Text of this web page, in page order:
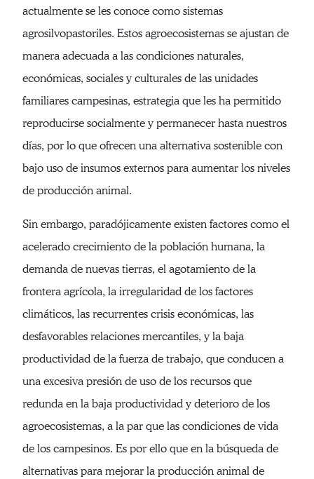
actualmente se les conoce como sistemas
agrosilvopastoriles. Estos agroecosistemas se ajustan de
manera adecuada a las condiciones naturales,
económicas, sociales y culturales de las unidades
familiares campesinas, estrategia que les ha permitido
reproducirse socialmente y permanecer hasta nuestros
días, por lo que ofrecen una alternativa sostenible con
bajo uso de insumos externos para aumentar los niveles
de producción animal.
Sin embargo, paradójicamente existen factores como el
acelerado crecimiento de la población humana, la
demanda de nuevas tierras, el agotamiento de la
frontera agrícola, la irregularidad de los factores
climáticos, las recurrentes crisis económicas, las
desfavorables relaciones mercantiles, y la baja
productividad de la fuerza de trabajo, que conducen a
una excesiva presión de uso de los recursos que
redunda en la baja productividad y deterioro de los
agroecosistemas, a la par que las condiciones de vida
de los campesinos. Es por ello que en la búsqueda de
alternativas para mejorar la producción animal de